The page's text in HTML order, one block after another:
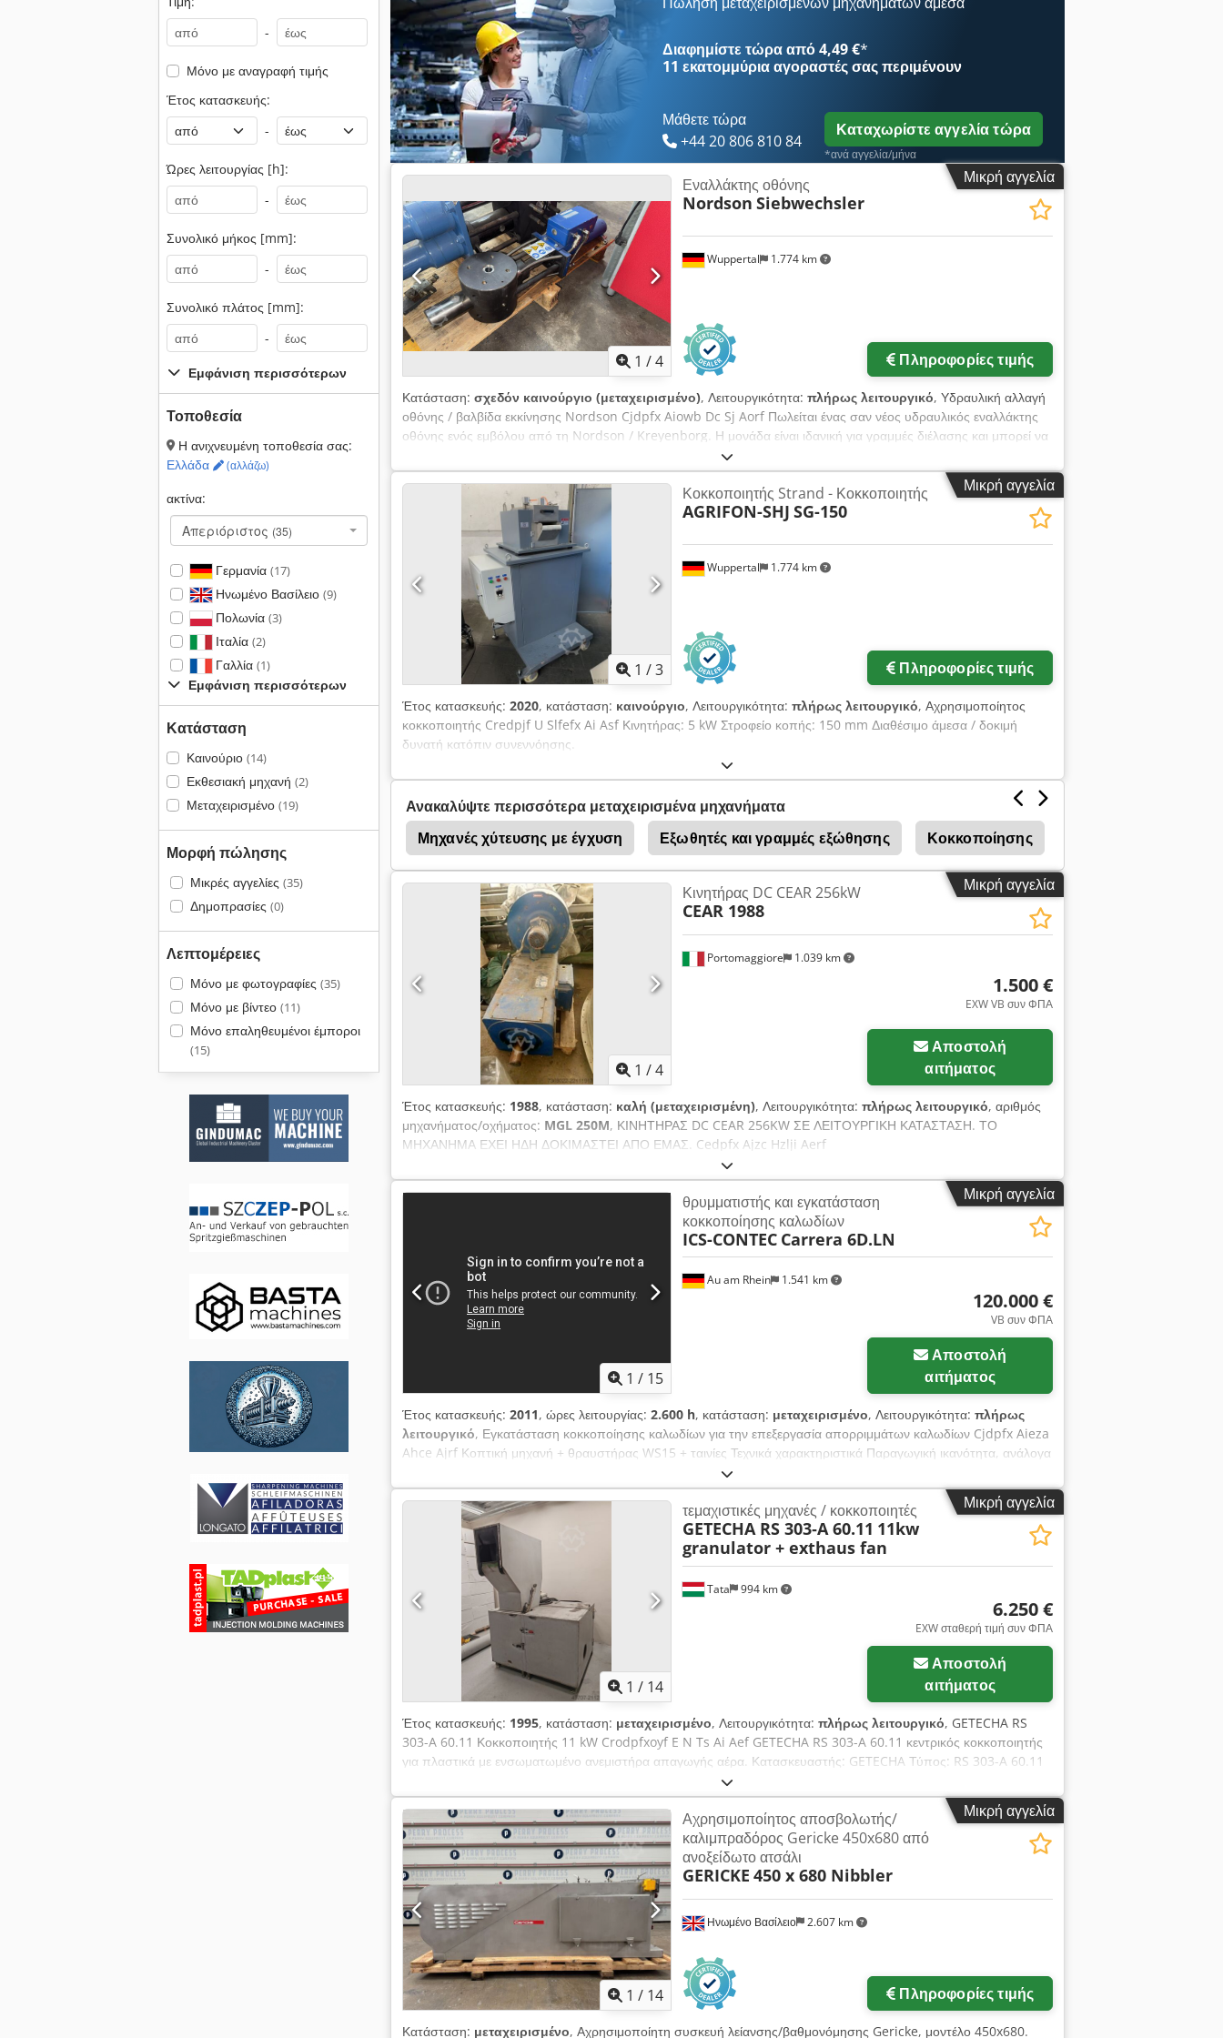
-
Μόνο με αναγραφή τιμής
Έτος κατασκευής:
-
Ώρες λειτουργίας [h]:
-
Συνολικό μήκος [mm]:
-
Συνολικό πλάτος [mm]:
-
Εμφάνιση περισσότερων
Τοποθεσία
Η ανιχνευμένη τοποθεσία σας:
Ελλάδα
(αλλάζω)
ακτίνα:
Απεριόριστος (35)
Γερμανία (17)
Ηνωμένο Βασίλειο (9)
Πολωνία (3)
Ιταλία (2)
Γαλλία (1)
Εμφάνιση περισσότερων
Κατάσταση
Καινούριο (14)
Εκθεσιακή μηχανή (2)
Μεταχειρισμένο (19)
Μορφή πώλησης
Μικρές αγγελίες (35)
Δημοπρασίες (0)
Λεπτομέρειες
Μόνο με φωτογραφίες (35)
Μόνο με βίντεο (11)
Μόνο επαληθευμένοι έμποροι
(15)
ένα μηχάνημα και να πραγματοποιήσουμε δοκιμές στην Πολωνία.
Διαφημίστε τώρα από 4,49 €*
11 εκατομμύρια αγοραστέςσας περιμένουν
Μάθετε τώρα
+44 20 806 810 84
Καταχωρίστε αγγελία τώρα
*ανά αγγελία/μήνα
Μικρή αγγελία
1 /4
Wuppertal 1.774 km
Εναλλάκτης οθόνης
Nordson Siebwechsler
Πληροφορίες τιμής
Κατάσταση: σχεδόν καινούργιο (μεταχειρισμένο), Λειτουργικότητα: πλήρως λειτουργικό, Υδραυλική αλλαγή
οθόνης / βαλβίδα εκκίνησης Nordson Cjdpfx Aiowb Dc Sj Aorf Πωλείται ένας σαν νέος υδραυλικός εναλλάκτης
οθόνης ενός εμβόλου από τη Nordson / Kreyenborg. Η μονάδα είναι ιδανική για γραμμές διέλασης και μπορεί να
χρησιμοποιηθεί τόσο ως κλασικός εναλλάκτης οθόνης όσο και ως βαλβίδα εκκίνησης. Τεχνικά στοιχεία: • Εμβαδόν
οθόνης: 27 mm (δείτε φωτογραφίες) • Σχεδιασμός: υδραυλικός, με υδραυλικό κύλινδρο Προαιρετικά διαθέσιμο:
υδραυλικός σταθμός Κατάσταση: • Η μονάδα είναι ελεγμένη και πλήρως λειτουργική • Ιδανική ως οικονομική λύση
για διαδικασίες εκκίνησης ή καθαρισμού
Μικρή αγγελία
1 /3
Wuppertal 1.774 km
Κοκκοποιητής Strand - Κοκκοποιητής
AGRIFON-SHJ SG-150
Πληροφορίες τιμής
Έτος κατασκευής: 2020, κατάσταση: καινούργιο, Λειτουργικότητα: πλήρως λειτουργικό, Αχρησιμοποίητος
κοκκοποιητής Credpjf U Slfefx Ai Asf Κινητήρας: 5 kW Στροφείο κοπής: 150 mm Διαθέσιμο άμεσα / δοκιμή
δυνατή κατόπιν συνεννόησης.
Ανακαλύψτε περισσότερα μεταχειρισμένα μηχανήματα
Μηχανές χύτευσης με έγχυση
Εξωθητές και γραμμές εξώθησης Κοκκοποίησης
Μικρή αγγελία
1 /4
Portomaggiore 1.039 km
Κινητήρας DC CEAR 256kW
CEAR 1988
1.500 €
EXW VB συν ΦΠΑ
Αποστολή
αιτήματος
Έτος κατασκευής: 1988, κατάσταση: καλή (μεταχειρισμένη), Λειτουργικότητα: πλήρως λειτουργικό, αριθμός
μηχανήματος/οχήματος: MGL 250M, ΚΙΝΗΤΗΡΑΣ DC CEAR 256KW ΣΕ ΛΕΙΤΟΥΡΓΙΚΗ ΚΑΤΑΣΤΑΣΗ. ΤΟ
ΜΗΧΑΝΗΜΑ ΕΧΕΙ ΗΔΗ ΔΟΚΙΜΑΣΤΕΙ ΑΠΟ ΕΜΑΣ. Cedpfx Ajzc Hzlji Aerf
Μικρή αγγελία
1 / 15
Au am Rhein 1.541 km
θρυμματιστής και εγκατάσταση
κοκκοποίησης καλωδίων
ICS-CONTEC Carrera 6D.LN
120.000 €
VB συν ΦΠΑ
Αποστολή
αιτήματος
Έτος κατασκευής: 2011, ώρες λειτουργίας: 2.600 h, κατάσταση: μεταχειρισμένο, Λειτουργικότητα: πλήρως
λειτουργικό, Εγκατάσταση κοκκοποίησης καλωδίων για την επεξεργασία απορριμμάτων καλωδίων Cjdpfx Aieza
Ahce Ajrf Κοπτική μηχανή + θραυστήρας WS15 + ταινίες Τεχνικά χαρακτηριστικά Παραγωγική ικανότητα, ανάλογα
με το υλικό και το κόσκινο, έως 500 kg/ώρα Ώρες λειτουργίας περίπου 2.600 ώρες Συνολικό βάρος 5,7 τόνοι
Ύψος 2,75 μέτρα Πλάτος 7,9 μέτρα Βάθος 10,1 μέτρα Κατανάλωση ισχύος 58 kW σε πλήρες φορτίο Κατανάλωση
ισχύος 42 kW σε κατάσταση αδράνειας Σύνδεση 400 V/550 Hz (ασφάλεια 125 Α + 80 Α, βραδείας αντίδρασης) Η
εγκατάσταση είναι συναρμολογημένη (επίδειξη) και μπορεί να επιθεωρηθεί και να παρουσιαστεί στην τοποθεσία.
Επισκόπηση της εγκατάστασης 1x ICS CONTECT, προ-θραυστήρας Carrera-6D.LN, WS15 1x ICS CONTECT,
ακτινωτός ανεμιστήρας, MGTN7 1x ICS CONTECT, κοπτική μηχανή, 40/60 VGA 1x ICS CONTECT, διαχωριστικός
πίνακας, DK 20.II 1x ICS CONTECT, κινητή μονάδα εξαγωγής, U-3000 1x ICS CONTECT, μεταφορέας ιμάντα, bg
GBF 1x Föratec, συσκευή ανύψωσης και ανατροπής (δεν είναι εγκατεστημένη) 1x, σύστημα εξαερισμού με
διάφορους διαύλους (δεν είναι εγκατεστημένο) - Διαθέσιμες ανταλλακτικές λεπίδες για τον θραυστήρα
Μικρή αγγελία
1 / 14
Tata 994 km
τεμαχιστικές μηχανές / κοκκοποιητές
GETECHA RS 303‑A 60.11 11kw
granulator + exthaus fan
6.250 €
EXW σταθερή τιμή συν ΦΠΑ
Αποστολή
αιτήματος
Έτος κατασκευής: 1995, κατάσταση: μεταχειρισμένο, Λειτουργικότητα: πλήρως λειτουργικό, GETECHA RS
303-A 60.11 Κοκκοποιητής 11 kW Crodpfxoyf E N Ts Ai Aef GETECHA RS 303-A 60.11 κεντρικός κοκκοποιητής
για πλαστικά με ενσωματωμένο ανεμιστήρα απαγωγής αέρα. Κατασκευαστής: GETECHA Τύπος: RS 303-A 60.11
Ημερομηνία κατασκευής: 1995.12 Διάμετρος περιστροφικού κυκλώματος κοπής: 340 mm Πλάτος κοπής: 300
mm Αριθμός περιστρεφόμενων μαχαιριών: 3 τεμ. Αριθμός σταθερών μαχαιριών: 2 τεμ. Άνοιγμα θαλάμου κοπής:
300 x 440 mm Κύρια ισχύς κινητήρα: 11 kW Στροφές: περ. 300–400 σ.α.λ. Διάμετρος κόσκινου (στάνταρ): 6–8
mm, στρογγυλή Μέση δυναμικότητα: 200–360 kg/h Ύψος τροφοδοσίας: 1750 mm Διαστάσεις (Π x Μ x Υ): 1500
x 2000 x 2170 mm Ενσωματωμένος ανεμιστήρας απαγωγής: Κατασκευαστής: Elektror Karl W. Müller GmbH &
Co. Τάση: 230/400 V, 50 Hz, τριφασικό ρεύμα Ισχύς: 3,1 kW Στροφές: 2830 σ.α.λ. Παροχή αέρα: 2760 m³/h
Μικρή αγγελία
1 / 14
Ηνωμένο Βασίλειο 2.607 km
Αχρησιμοποίητος αποσβολωτής/
καλιμπραδόρος Gericke 450x680 από
ανοξείδωτο ατσάλι
GERICKE 450 x 680 Nibbler
Πληροφορίες τιμής
Κατάσταση: μεταχειρισμένο, Αχρησιμοποίητη συσκευή λείανσης/βαθμονόμησης Gericke, μοντέλο 450x680.